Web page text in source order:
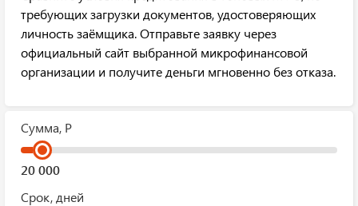
требующих загрузки документов, удостоверяющих
личность заёмщика. Отправьте заявку через
официальный сайт выбранной микрофинансовой
организации и получите деньги мгновенно без отказа.
Сумма, Р
Срок, дней